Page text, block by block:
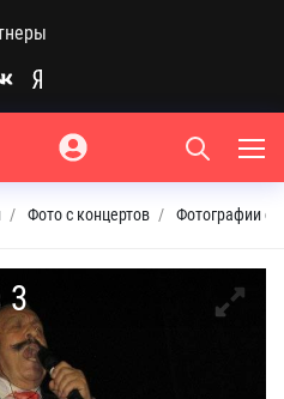
Фото с концертов Фотографии с
3